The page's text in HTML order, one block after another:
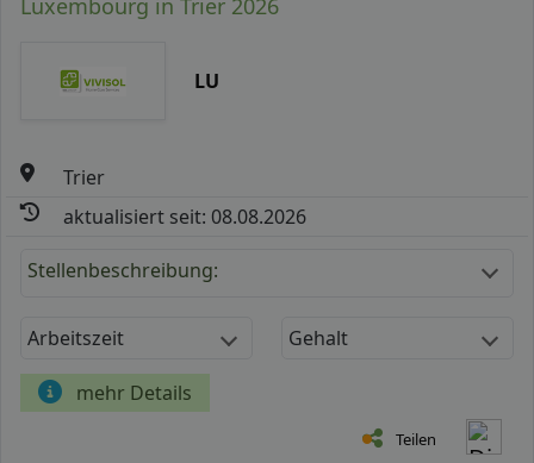
Luxembourg in Trier 2026
LU
Trier
aktualisiert seit: 08.08.2026
Stellenbeschreibung:
Arbeitszeit Gehalt
mehr Details
Teilen